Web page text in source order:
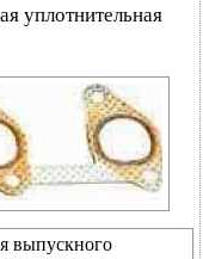
уплотнительная
выпускного